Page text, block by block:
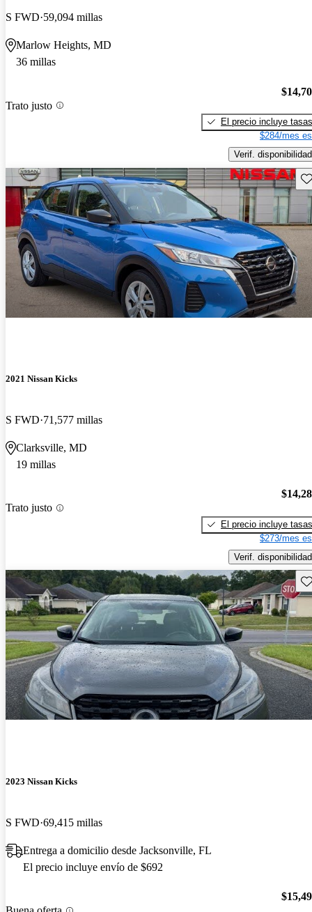
S FWD 59,094 millas
Marlow Heights, MD
36 millas
Trato justo
El precio incluye tasas
$284/mes
Verif. disponibilidad
2021 Nissan Kicks
S FWD 71,577 millas
Clarksville, MD
19 millas
Trato justo
El precio incluye tasas
$273/mes
Verif. disponibilidad
2023 Nissan Kicks
S FWD 69,415 millas
Entrega a domicilio desde Jacksonville, FL
El precio incluye envío de $692